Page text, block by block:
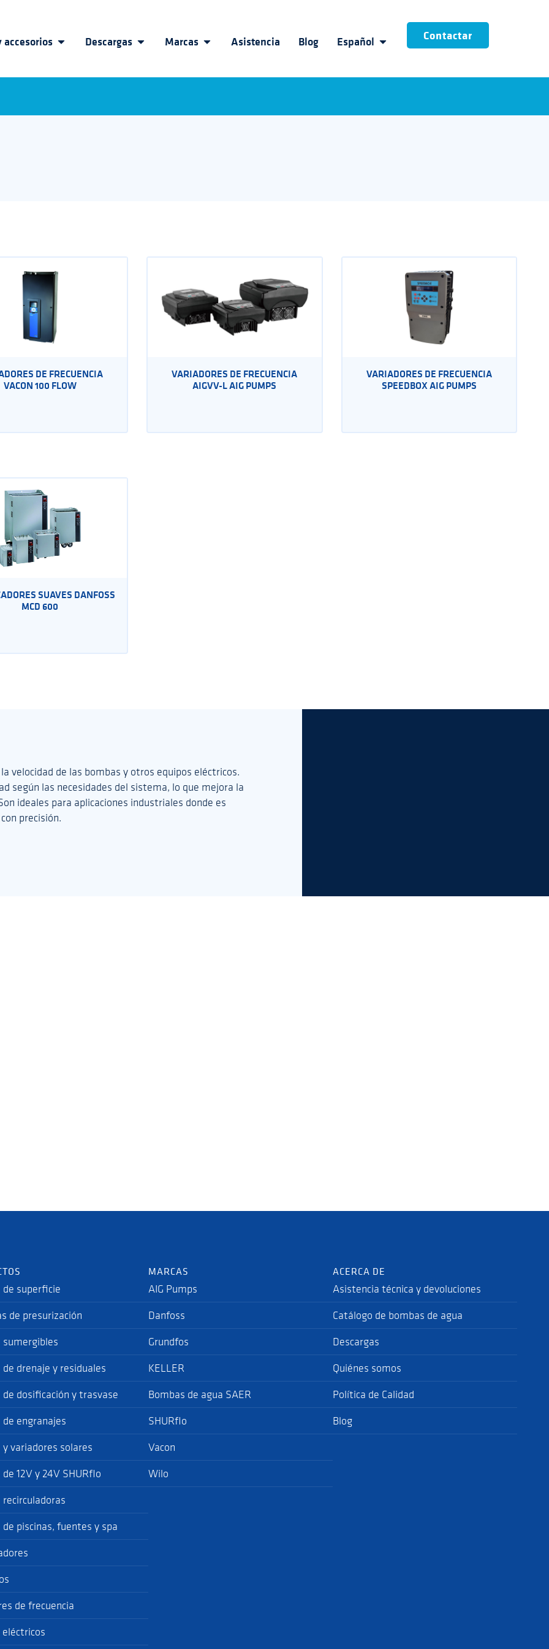
accesorios Descargas Marcas Asistencia Blog Español Contactar
DE FRECUENCIA
VACON 100 FLOW
VARIADORES DE FRECUENCIA
AIGVV-L AIG PUMPS
VARIADORES DE FRECUENCIA
SPEEDBOX AIG PUMPS
SUAVES DANFOSS
MCD 600
velocidad de las bombas y otros equipos eléctricos.
según las necesidades del sistema, lo que mejora la
ideales para aplicaciones industriales donde es
precisión.
de superficie
de presurización
sumergibles
drenaje y residuales
de dosificación y trasvase
engranajes
variadores solares
12V y 24V SHURflo
piscinas, fuentes y spa
de frecuencia
eléctricos
MARCAS
AIG Pumps
Danfoss
Grundfos
KELLER
Bombas de agua SAER
SHURflo
Vacon
Wilo
ACERCA DE
Asistencia técnica y devoluciones
Catálogo de bombas de agua
Descargas
Quiénes somos
Política de Calidad
Blog